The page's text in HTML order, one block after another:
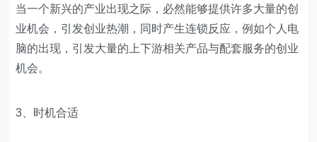
当一个新兴的产业出现之际，必然能够提供许多大量的创
业机会，引发创业热潮，同时产生连锁反应，例如个人电
脑的出现，引发大量的上下游相关产品与配套服务的创业
机会。
3、时机合适